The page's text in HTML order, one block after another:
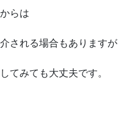
らは
される場合もありますが
てみても大丈夫です。